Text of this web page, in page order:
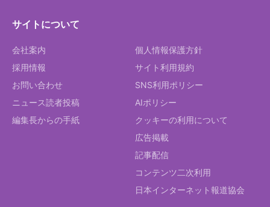
サイトについて
会社案内
採用情報
お問い合わせ
ニュース読者投稿
編集長からの手紙
個人情報保護方針
サイト利用規約
SNS利用ポリシー
AIポリシー
クッキーの利用について
広告掲載
記事配信
コンテンツ二次利用
日本インターネット報道協会